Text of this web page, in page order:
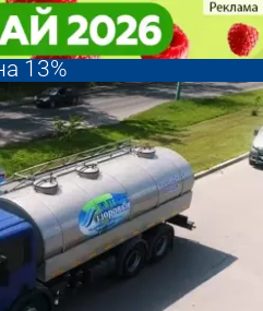
Жара и жажда
когнитивные
13%
Жара и жажда
когнитивные
13%
по
и